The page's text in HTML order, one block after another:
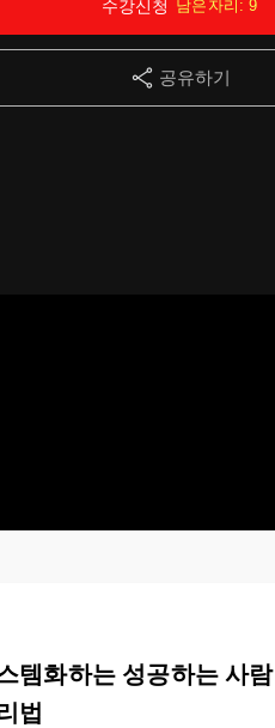
13강
14강
공유하기
수강신청 남은자리: 9
능을 활용
기 - 업무
해보기 -
템화하는 성공하는 사람
법